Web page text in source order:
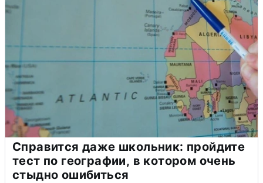
Справится даже школьник: пройдите
тест по географии, в котором очень
стыдно ошибиться